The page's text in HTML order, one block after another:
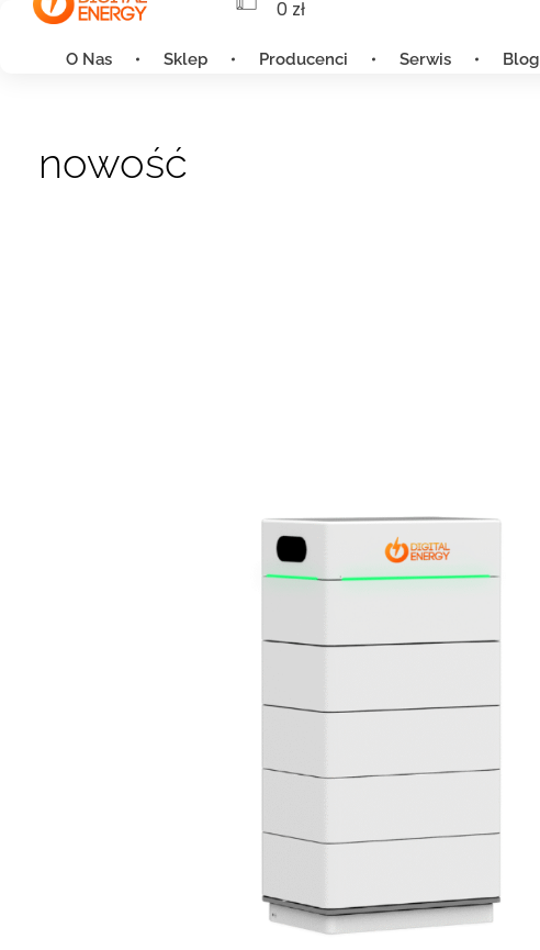
0 zł
O Nas Sklep Producenci Serwis Blog
nowość